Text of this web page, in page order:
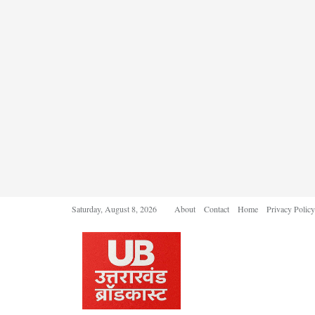
Saturday, August 8, 2026 About Contact Home Privacy Policy